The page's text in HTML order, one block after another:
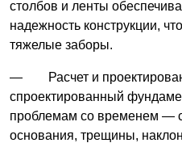
столбов и ленты
надежность конструкции,
тяжелые заборы.
— Расчет и
спроектированный
проблемам со временем —
основания, трещины,